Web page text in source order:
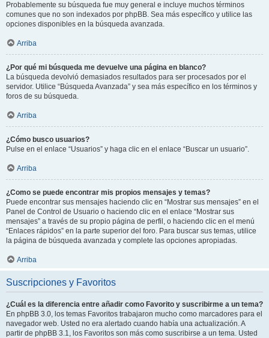
Probablemente su búsqueda fue muy general e incluye muchos términos
comunes que no son indexados por phpBB. Sea más específico y utilice las
opciones disponibles en la búsqueda avanzada.
Arriba
¿Por qué mi búsqueda me devuelve una página en blanco?
La búsqueda devolvió demasiados resultados para ser procesados por el
servidor. Utilice “Búsqueda Avanzada” y sea más específico en los términos y
foros de su búsqueda.
Arriba
¿Cómo busco usuarios?
Pulse en el enlace “Usuarios” y haga clic en el enlace “Buscar un usuario”.
Arriba
¿Como se puede encontrar mis propios mensajes y temas?
Puede encontrar sus mensajes haciendo clic en “Mostrar sus mensajes” en el
Panel de Control de Usuario o haciendo clic en el enlace “Mostrar sus
mensajes” a través de su propio página de perfil, o haciendo clic en el menú
“Enlaces rápidos” en la parte superior del foro. Para buscar sus temas, utilice
la página de búsqueda avanzada y complete las opciones apropiadas.
Arriba
Suscripciones y Favoritos
¿Cuál es la diferencia entre añadir como Favorito y suscribirme a un tema?
En phpBB 3.0, los temas Favoritos trabajaron mucho como marcadores para el
navegador web. Usted no era alertado cuando había una actualización. A
partir de phpBB 3.1, los Favoritos son más como suscribirse a un tema. Usted